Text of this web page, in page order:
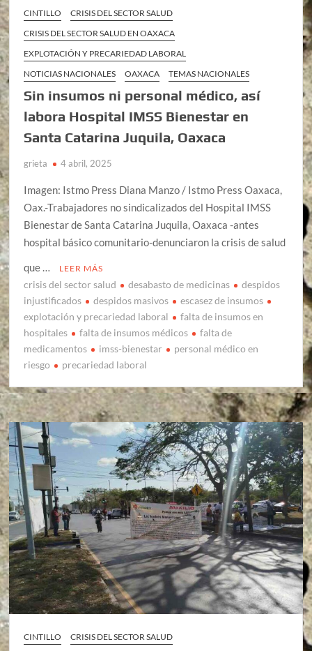
CINTILLO
CRISIS DEL SECTOR SALUD
CRISIS DEL SECTOR SALUD EN OAXACA
EXPLOTACIÓN Y PRECARIEDAD LABORAL
NOTICIAS NACIONALES
OAXACA TEMAS NACIONALES
Sin insumos ni personal médico, así
labora Hospital IMSS Bienestar en
Santa Catarina Juquila, Oaxaca
grieta 4 abril, 2025
Imagen: Istmo Press Diana Manzo / Istmo Press Oaxaca,
Oax.-Trabajadores no sindicalizados del Hospital IMSS
Bienestar de Santa Catarina Juquila, Oaxaca -antes
hospital básico comunitario-denunciaron la crisis de salud
que …
LEER MÁS
crisis del sector salud desabasto de medicinas
despidos
injustificados
despidos masivos
escasez de insumos
explotación y precariedad laboral
falta de insumos en
hospitales
falta de insumos médicos
falta de
medicamentos
imss-bienestar
personal médico en
riesgo
precariedad laboral
CINTILLO
CRISIS DEL SECTOR SALUD